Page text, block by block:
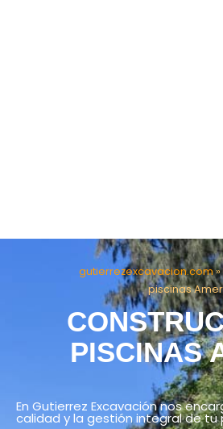
gutierrezexcavacion.com»
piscinas Amer
PISCINAS
En Gutierrez Excavación nos
calidad y la gestión integral de tu